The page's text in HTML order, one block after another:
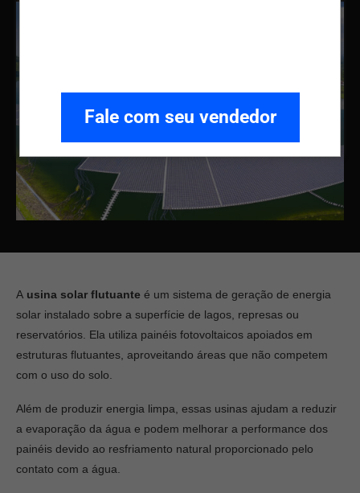
Fale com seu vendedor
A usina solar flutuante é um sistema de geração de energia
solar instalado sobre a superfície de lagos, represas ou
reservatórios. Ela utiliza painéis fotovoltaicos apoiados em
estruturas flutuantes, aproveitando áreas que não competem
com o uso do solo.
Além de produzir energia limpa, essas usinas ajudam a reduzir
a evaporação da água e podem melhorar a performance dos
painéis devido ao resfriamento natural proporcionado pelo
contato com a água.